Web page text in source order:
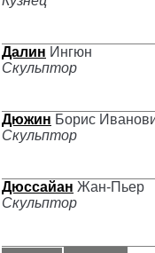
Далин Ингюн
Скульптор
Дюжин Борис
Скульптор
Дюссайан Жан-Пьер
Скульптор